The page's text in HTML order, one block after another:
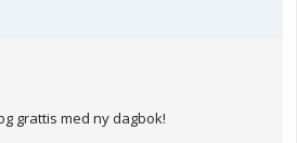
grattis med ny dagbok!